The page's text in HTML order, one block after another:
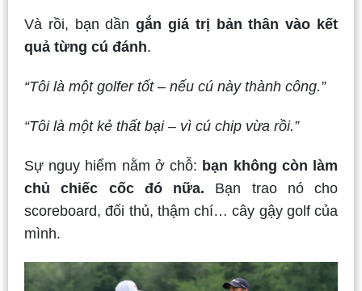
Và rồi, bạn dầngắn giá trị bản thân vào kết
quả từng cú đánh.
“Tôi là một golfer tốt – nếu cú này thành công.”
“Tôi là một kẻ thất bại – vì cú chip vừa rồi.”
Sự nguy hiểm nằm ở chỗ: bạn không còn làm
chủ chiếc cốc đó nữa. Bạn trao nó cho
scoreboard, đối thủ, thậm chí… cây gậy golf của
mình.